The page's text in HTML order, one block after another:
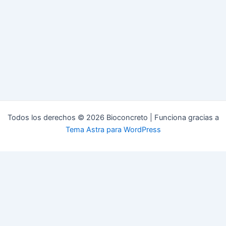
Todos los derechos © 2026 Bioconcreto | Funciona gracias a
Tema Astra para WordPress